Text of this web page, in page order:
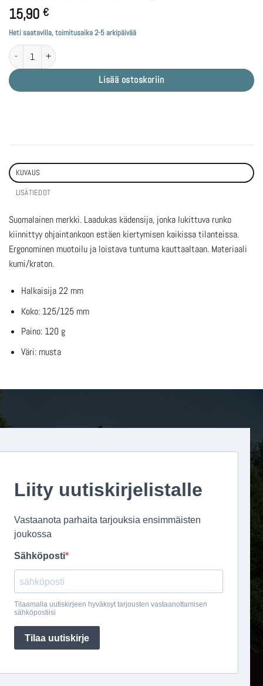
15,90 €
Heti saatavilla, toimitusaika 2-5 arkipäivää
OXO-PRO OP1 kädensijat määrä
Lisää ostoskoriin
KUVAUS
LISÄTIEDOT
Suomalainen merkki. Laadukas kädensija, jonka lukittuva runko
kiinnittyy ohjaintankoon estäen kiertymisen kaikissa tilanteissa.
Ergonominen muotoilu ja loistava tuntuma kauttaaltaan. Materiaali
kumi/kraton.
Halkaisija 22 mm
Koko: 125/125 mm
Paino: 120 g
Väri: musta